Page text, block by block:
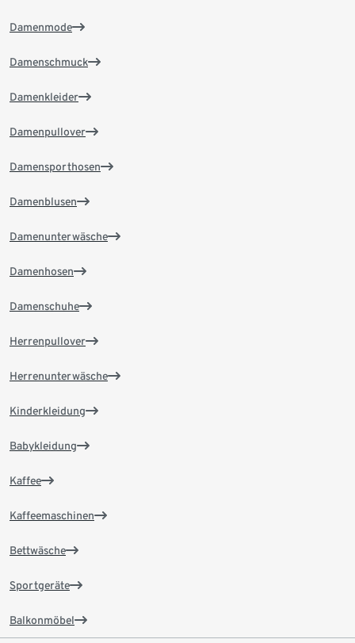
Damenmode
Damenschmuck
Damenkleider
Damenpullover
Damensporthosen
Damenblusen
Damenunterwäsche
Damenhosen
Damenschuhe
Herrenpullover
Herrenunterwäsche
Kinderkleidung
Babykleidung
Kaffee
Kaffeemaschinen
Bettwäsche
Sportgeräte
Balkonmöbel